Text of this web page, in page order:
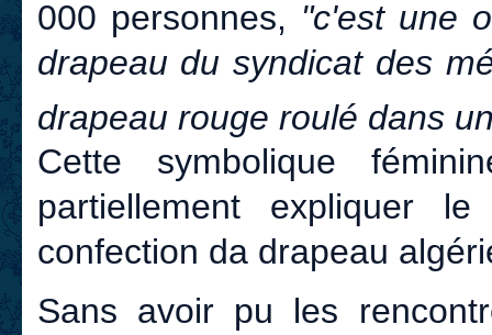
000 personnes, "c'est une
drapeau du syndicat des
drapeau rouge roulé dans
Cette symbolique
partiellement expliquer
confection da drapeau
Sans avoir pu les